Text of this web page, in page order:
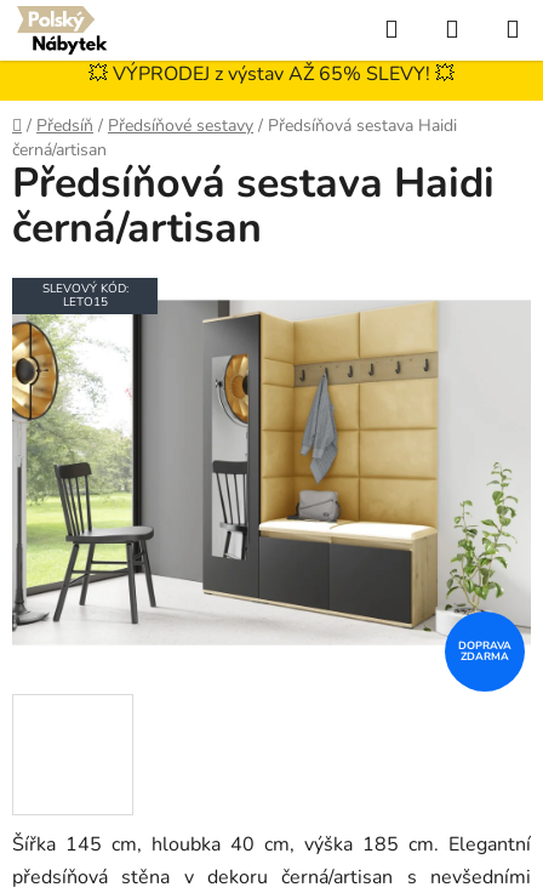
Přejít
na
obsah
Hledat
KOŠÍK
💥 VÝPRODEJ z výstav AŽ 65% SLEVY! 💥
Domů
/ Předsíň / Předsíňové sestavy / Předsíňová sestava Haidi
černá/artisan
Šířka 145 cm, hloubka 40 cm, výška 185 cm. Elegantní
předsíňová stěna v dekoru černá/artisan s nevšedními
Předsíňová sestava Haidi
černá/artisan
SLEVOVÝ KÓD:
LETO15
DOPRAVA
ZDARMA